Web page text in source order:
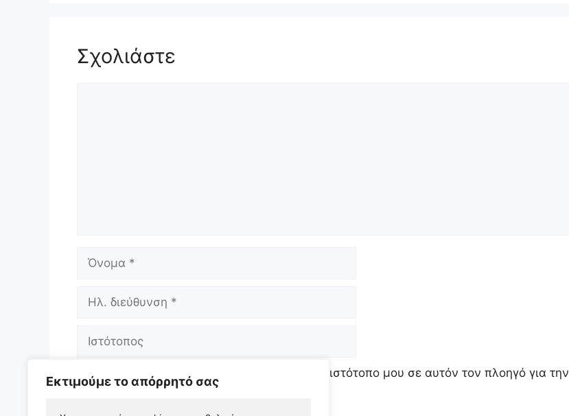
Εκτιμούμε το απόρρητό σας
Σχολιάστε
διεύθυνση
Αποθήκευσε το όνομά μου, email, και τον ιστότοπο μου σε αυτόν τον πλοηγό για την
επόμενη φορά που θα σχολιάσω.